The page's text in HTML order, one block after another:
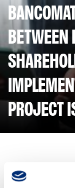
BETWEEN
PROJECT
August 7, 2023 - Intesa